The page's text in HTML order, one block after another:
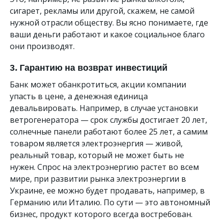
сигарет, рекламы или другой, скажем, не самой
нужной отрасли обществу. Вы ясно понимаете, где
ваши деньги работают и какое социальное благо
они производят.
3. Гарантию на возврат инвестиций
Банк может обанкротиться, акции компании
упасть в цене, а денежная единица
девальвировать. Например, в случае установки
ветрогенератора — срок службы достигает 20 лет,
солнечные панели работают более 25 лет, а самим
товаром является электроэнергия — живой,
реальный товар, который не может быть не
нужен. Спрос на электроэнергию растет во всем
мире, при развитии рынка электроэнергии в
Украине, ее можно будет продавать, например, в
Германию или Италию. По сути — это автономный
бизнес, продукт которого всегда востребован.